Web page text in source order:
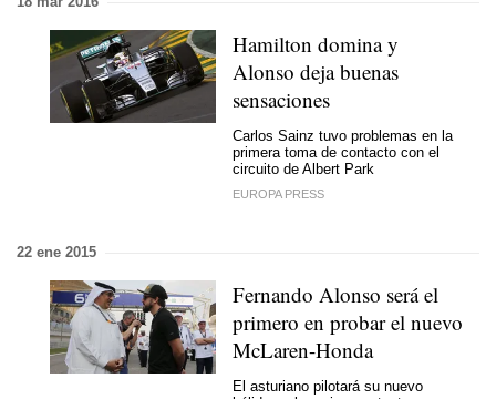
Hamilton domina y
Alonso deja buenas
sensaciones
Carlos Sainz tuvo problemas en la
primera toma de contacto con el
circuito de Albert Park
EUROPA PRESS
22 ene 2015
Fernando Alonso será el
primero en probar el nuevo
McLaren-Honda
El asturiano pilotará su nuevo